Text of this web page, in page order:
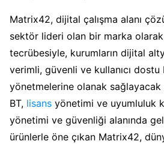
Matrix42, dijital çalışma alanı
sektör lideri olan bir marka olarak
tecrübesiyle, kurumların dijital
verimli, güvenli ve kullanıcı
yönetmelerine olanak
BT, lisans yönetimi ve uyumluluk
yönetimi ve güvenliği alanında
ürünlerle öne çıkan Matrix42,